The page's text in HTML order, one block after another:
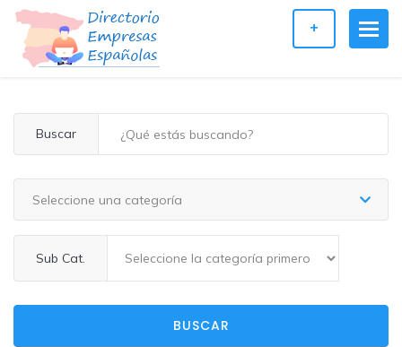
+
Buscar
Seleccione una categoría
Sub Cat.
BUSCAR